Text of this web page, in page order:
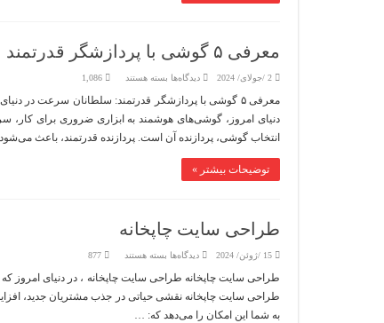
معرفی ۵ گوشی با پردازشگر قدرتمند
2 /جولای/ 2024 دیدگاه‌ها برای
۵
گوشی
با
قدرتمند
بسته هستند 1,086
دنیای امروز، گوشی‌های هوشمند به ابزاری ضروری برای کار،
انتخاب گوشی، پردازنده آن است. پردازنده قدرتمند، باعث
توضیحات بیشتر »
طراحی سایت چاپخانه
15 /ژوئن/ 2024 دیدگاه‌ها برای
سایت
چاپخانه
بسته هستند 877
طراحی سایت چاپخانه طراحی سایت چاپخانه ، در دنیای امروز
طراحی سایت چاپخانه نقشی حیاتی در جذب مشتریان جدید،
به شما این امکان را می‌دهد که: …